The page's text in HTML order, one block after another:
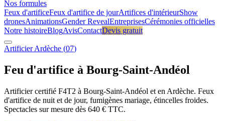
Nos formules
Feux d'artificeFeux d'artifice de jourArtifices d'intérieurShow
dronesAnimationsGender RevealEntreprisesCérémonies officielles
Notre histoireBlogAvisContactDevis gratuit
ArtificierArdèche (07)
Feu d'artifice à Bourg-Saint-Andéol
Artificier certifié F4T2 à Bourg-Saint-Andéol et en Ardèche. Feux
d'artifice de nuit et de jour, fumigènes mariage, étincelles froides.
Spectacles sur mesure dès 640 € TTC.